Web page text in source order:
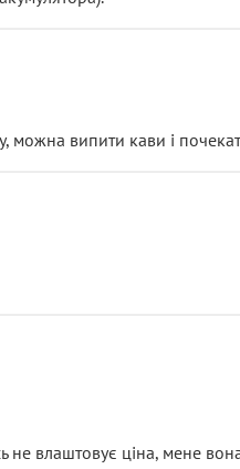
можна випити кави і
влаштовує ціна, мене